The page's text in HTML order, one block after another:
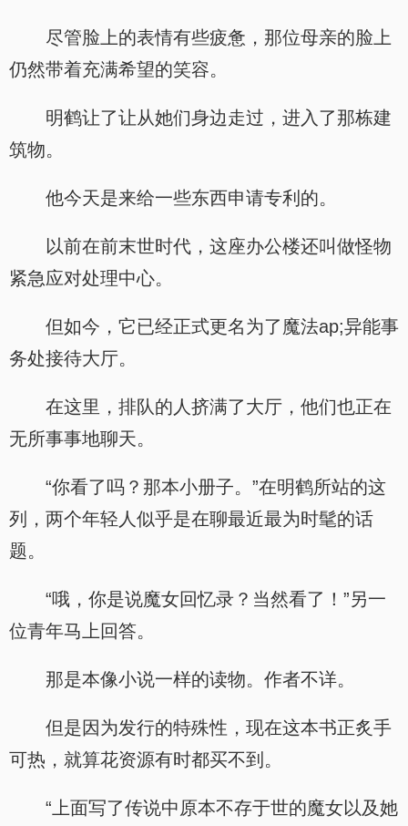
尽管脸上的表情有些疲惫，那位母亲的脸上
仍然带着充满希望的笑容。
明鹤让了让从她们身边走过，进入了那栋建
筑物。
他今天是来给一些东西申请专利的。
以前在前末世时代，这座办公楼还叫做怪物
紧急应对处理中心。
但如今，它已经正式更名为了魔法ap;异能事
务处接待大厅。
在这里，排队的人挤满了大厅，他们也正在
无所事事地聊天。
“你看了吗？那本小册子。”在明鹤所站的这
列，两个年轻人似乎是在聊最近最为时髦的话
题。
“哦，你是说魔女回忆录？当然看了！”另一
位青年马上回答。
那是本像小说一样的读物。作者不详。
但是因为发行的特殊性，现在这本书正炙手
可热，就算花资源有时都买不到。
“上面写了传说中原本不存于世的魔女以及她